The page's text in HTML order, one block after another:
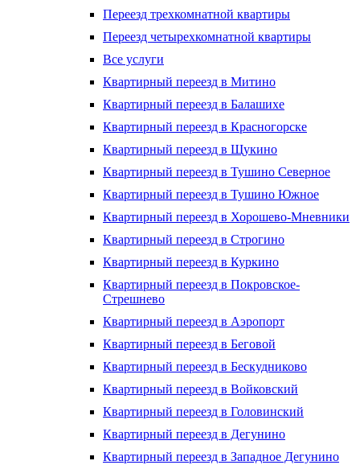
Переезд трехкомнатной квартиры
Переезд четырехкомнатной квартиры
Все услуги
Квартирный переезд в Митино
Квартирный переезд в Балашихе
Квартирный переезд в Красногорске
Квартирный переезд в Щукино
Квартирный переезд в Тушино Северное
Квартирный переезд в Тушино Южное
Квартирный переезд в Хорошево-Мневники
Квартирный переезд в Строгино
Квартирный переезд в Куркино
Квартирный переезд в Покровское-
Стрешнево
Квартирный переезд в Аэропорт
Квартирный переезд в Беговой
Квартирный переезд в Бескудниково
Квартирный переезд в Войковский
Квартирный переезд в Головинский
Квартирный переезд в Дегунино
Квартирный переезд в Западное Дегунино